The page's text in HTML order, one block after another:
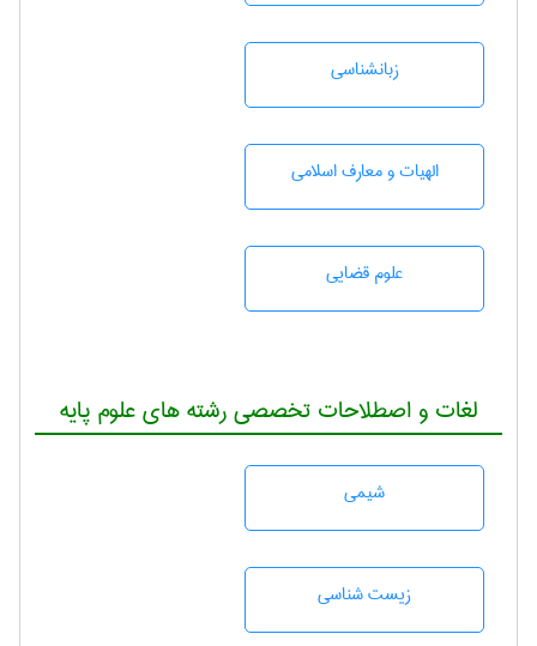
زبانشناسی
الهیات و معارف اسلامی
علوم قضایی
لغات و اصطلاحات تخصصی رشته های علوم پایه
شيمی
زيست شناسی